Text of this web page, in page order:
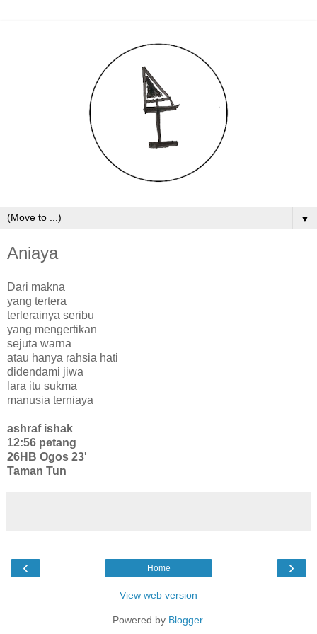
▼
Aniaya
Dari makna
yang tertera
terlerainya seribu
yang mengertikan
sejuta warna
atau hanya rahsia hati
didendami jiwa
lara itu sukma
manusia terniaya
ashraf ishak
12:56 petang
26HB Ogos 23'
Taman Tun
‹ ›
Home
View web version
Powered by Blogger.